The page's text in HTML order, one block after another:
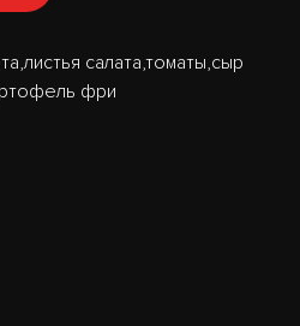
салата,томаты,сыр
фри